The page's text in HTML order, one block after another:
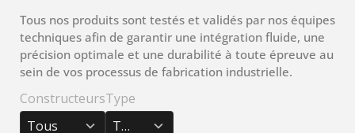
Tous nos produits sont testés et validés par nos équipes
techniques afin de garantir une intégration fluide, une
précision optimale et une durabilité à toute épreuve au
sein de vos processus de fabrication industrielle.
Constructeurs
Tous
3
results
Type
Tous
2
results